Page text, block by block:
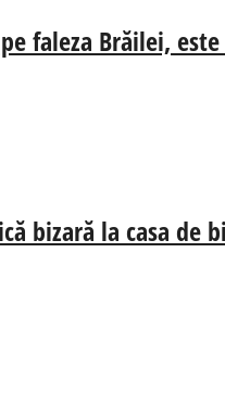
faleza Brăilei,
bizară la casa de